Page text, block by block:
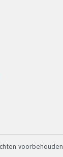
voorbehouden